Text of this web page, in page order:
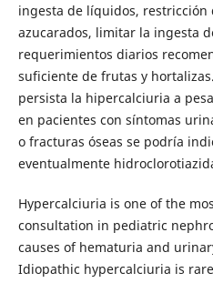
ingesta de líquidos, restricción
azucarados, limitar la ingesta
requerimientos diarios
suficiente de frutas y
persista la hipercalciuria a
en pacientes con síntomas
o fracturas óseas se podría
eventualmente
Hypercalciuria is one of the
consultation in pediatric
causes of hematuria and
Idiopathic hypercalciuria is